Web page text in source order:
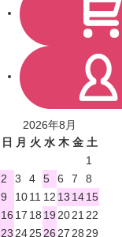
2026年8月
日
月 火 水 木 金 土
1
2
3 4 5 6 7
8
9
1011 12 13 1415
16 17 18 19 2021 22
23 242526 27 28 29